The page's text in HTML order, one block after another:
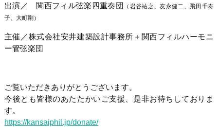
出演／ 関西フィル弦楽四重奏団
（岩谷祐之、友永健二、飛田千寿
子、大町剛）
主催／株式会社安井建築設計事務所＋関西フィルハーモニ
ー管弦楽団
ご覧いただきありがとうございます。
今後とも皆様のあたたかいご支援、是非お待ちしておりま
す。
https://kansaiphil.jp/donate/